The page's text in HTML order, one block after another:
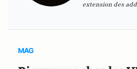
extension des
MAG